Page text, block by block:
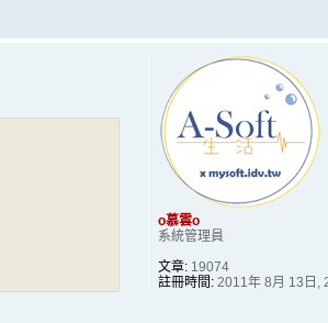
o慕雲o
系統管理員
文章:19074
註冊時間:2011年 8月 13日,